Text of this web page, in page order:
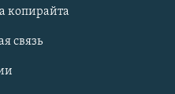
копирайта
связь